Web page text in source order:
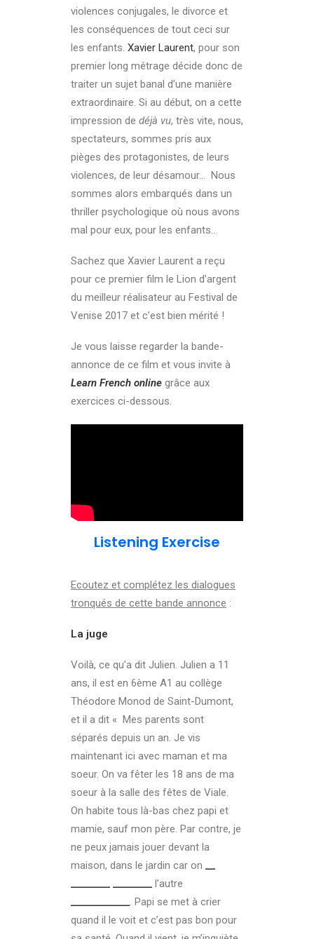
violences conjugales, le divorce et
les conséquences de tout ceci sur
les enfants. Xavier Laurent, pour son
premier long métrage décide donc de
traiter un sujet banal d’une manière
extraordinaire. Si au début, on a cette
impression de déjà vu, très vite, nous,
spectateurs, sommes pris aux
pièges des protagonistes, de leurs
violences, de leur désamour… Nous
sommes alors embarqués dans un
thriller psychologique où nous avons
mal pour eux, pour les enfants…
Sachez que Xavier Laurent a reçu
pour ce premier film le Lion d’argent
du meilleur réalisateur au Festival de
Venise 2017 et c’est bien mérité !
Je vous laisse regarder la bande-
annonce de ce film et vous invite à
Learn French online grâce aux
exercices ci-dessous.
Listening Exercise
Ecoutez et complétez les dialogues
tronqués de cette bande annonce :
La juge
Voilà, ce qu’a dit Julien. Julien a 11
ans, il est en 6ème A1 au collège
Théodore Monod de Saint-Dumont,
et il a dit « Mes parents sont
séparés depuis un an. Je vis
maintenant ici avec maman et ma
soeur. On va fêter les 18 ans de ma
soeur à la salle des fêtes de Viale.
On habite tous là-bas chez papi et
mamie, sauf mon père. Par contre, je
ne peux jamais jouer devant la
maison, dans le jardin car on __
________ ________ l’autre
____________. Papi se met à crier
quand il le voit et c’est pas bon pour